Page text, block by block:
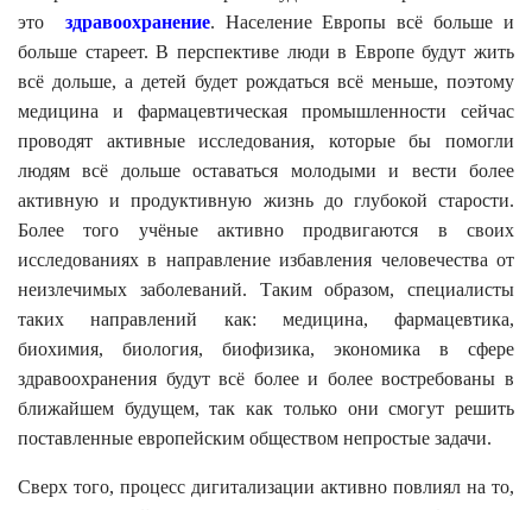
это здравоохранение. Население Европы всё больше и
больше стареет. В перспективе люди в Европе будут жить
всё дольше, а детей будет рождаться всё меньше, поэтому
медицина и фармацевтическая промышленности сейчас
проводят активные исследования, которые бы помогли
людям всё дольше оставаться молодыми и вести более
активную и продуктивную жизнь до глубокой старости.
Более того учёные активно продвигаются в своих
исследованиях в направление избавления человечества от
неизлечимых заболеваний. Таким образом, специалисты
таких направлений как: медицина, фармацевтика,
биохимия, биология, биофизика, экономика в сфере
здравоохранения будут всё более и более востребованы в
ближайшем будущем, так как только они смогут решить
поставленные европейским обществом непростые задачи.
Сверх того, процесс дигитализации активно повлиял на то,